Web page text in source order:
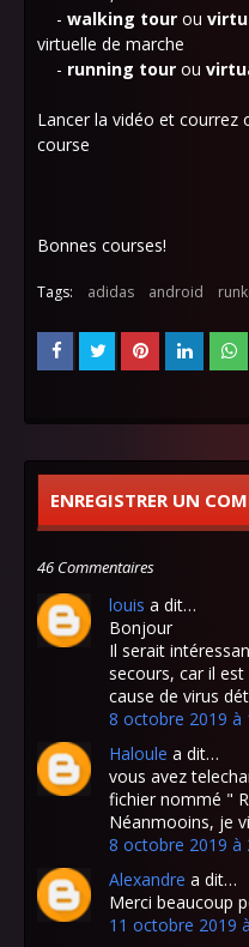
- walking tour ou
virtuelle de marche
- running tour ou
Lancer la vidéo et courrez
course
Bonnes courses!
Tags: adidas android
ENREGISTRER UN
46 Commentaires
louis a dit…
Bonjour
Il serait
secours, car il
cause de virus
8 octobre 2019 à
Haloule a dit…
vous avez
fichier nommé "
Néanmooins, je
8 octobre 2019 à
Alexandre a dit…
Merci beaucoup
11 octobre 2019